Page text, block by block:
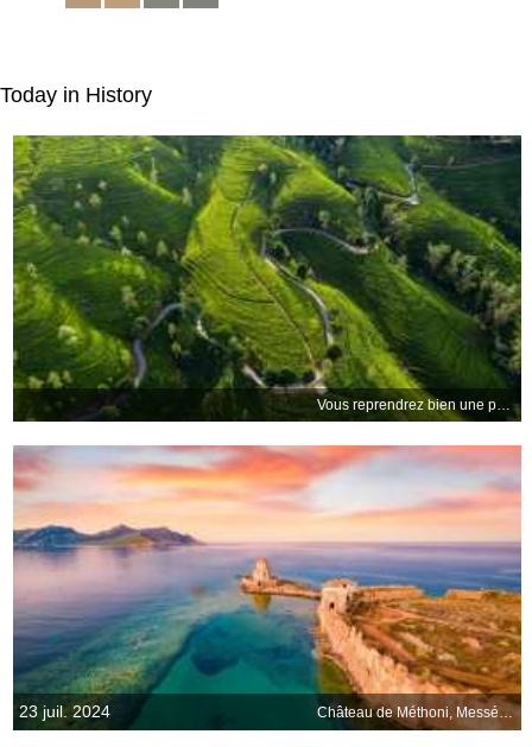
Today in History
Vous reprendrez bien une petite mon(thé)e ?
23 juil. 2024 Château de Méthoni, Messénie, Grèce